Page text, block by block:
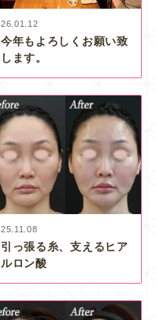
26.01.12
今年もよろしくお願い致
します。
25.11.08
引っ張る糸、支えるヒア
ルロン酸